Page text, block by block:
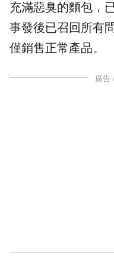
充滿惡臭的麵包，
事發後已召回所有
僅銷售正常產品。
廣告